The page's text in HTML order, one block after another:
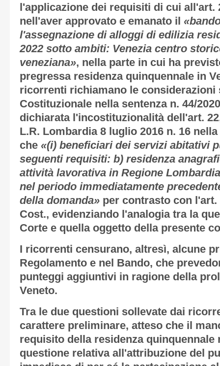
l'applicazione dei requisiti di cui all'art.
nell'aver approvato e emanato il
l'assegnazione di alloggi di edilizia
2022 sotto ambiti: Venezia centro
veneziana», nella parte in cui ha
pregressa residenza quinquennale in
ricorrenti richiamano le considerazioni
Costituzionale nella sentenza n. 44/
dichiarata l'incostituzionalità dell'art.
L.R. Lombardia 8 luglio 2016 n. 16
che «(i) beneficiari dei servizi abitativi
seguenti requisiti: b) residenza
attività lavorativa in Regione
nel periodo immediatamente
della domanda» per contrasto con l'art.
Cost., evidenziando l'analogia tra la
Corte e quella oggetto della presente
I ricorrenti censurano, altresì, alcune
Regolamento e nel Bando, che
punteggi aggiuntivi in ragione della
Veneto.
Tra le due questioni sollevate dai
carattere preliminare, atteso che il
requisito della residenza
questione relativa all'attribuzione del